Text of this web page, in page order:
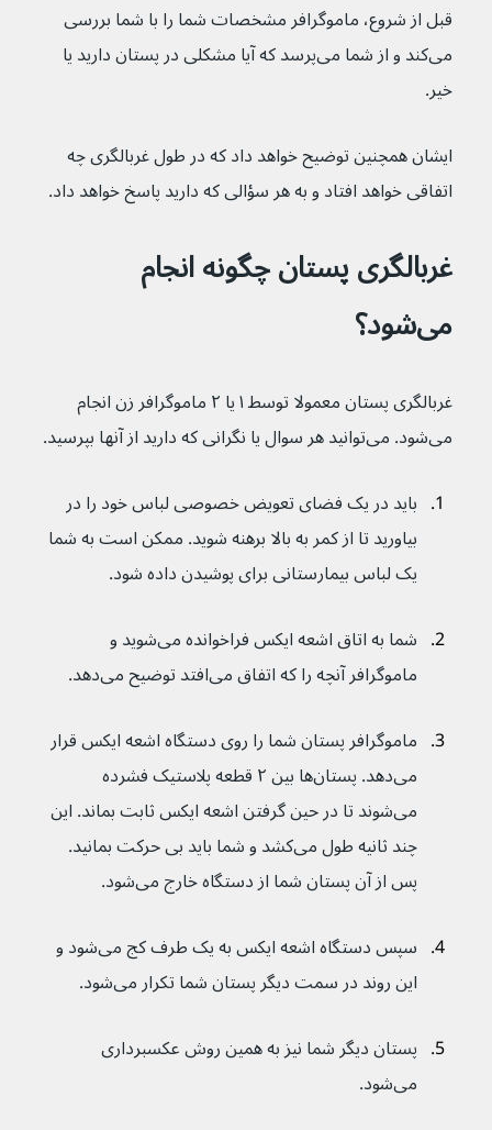
قبل از شروع، ماموگرافر مشخصات شما را با شما بررسی
می‌کند و از شما می‌پرسد که آیا مشکلی در پستان دارید یا
خیر.
ایشان همچنین توضیح خواهد داد که در طول غربالگری چه
اتفاقی خواهد افتاد و به هر سؤالی که دارید پاسخ خواهد داد.
غربالگری پستان چگونه انجام
می‌شود؟
غربالگری پستان معمولا توسط ۱ یا ۲ ماموگرافر زن انجام
می‌شود. می‌توانید هر سوال یا نگرانی که دارید از آنها بپرسید.
باید در یک فضای تعویض خصوصی لباس خود را در
بیاورید تا از کمر به بالا برهنه شوید. ممکن است به شما
یک لباس بیمارستانی برای پوشیدن داده شود.
شما به اتاق اشعه ایکس فراخوانده می‌شوید و
ماموگرافر آنچه را که اتفاق می‌افتد توضیح می‌دهد.
ماموگرافر پستان شما را روی دستگاه اشعه ایکس قرار
می‌دهد. پستان‌ها بین ۲ قطعه پلاستیک فشرده
می‌شوند تا در حین گرفتن اشعه ایکس ثابت بماند. این
چند ثانیه طول می‌کشد و شما باید بی حرکت بمانید.
پس از آن پستان شما از دستگاه خارج می‌شود.
سپس دستگاه اشعه ایکس به یک طرف کج می‌شود و
این روند در سمت دیگر پستان شما تکرار می‌شود.
پستان دیگر شما نیز به همین روش عکسبرداری
می‌شود.